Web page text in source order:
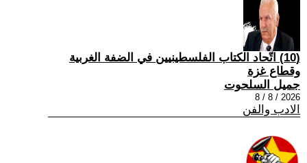
(10) اتّحاد الكتاب الفلسطينيين في الضفة الغربية
وقطاع غزة
جميل السلحوت
2026 / 8 / 8
الادب والفن